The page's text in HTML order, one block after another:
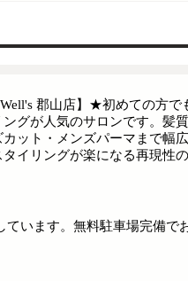
郡山店】★初めての方で
グが人気のサロンです。髪
ット・メンズパーマまで幅
イリングが楽になる再現性
います。無料駐車場完備で